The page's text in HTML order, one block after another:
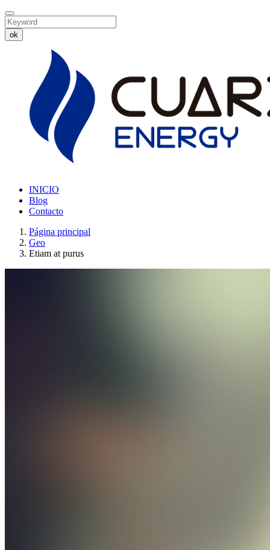
ok
INICIO
Blog
Contacto
Página principal
Geo
Etiam at purus